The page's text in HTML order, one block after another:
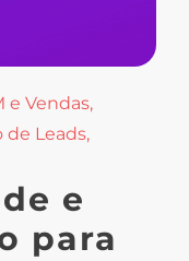
e Vendas,
de Leads,
e
para